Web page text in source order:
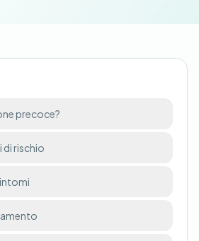
precoce?
di rischio